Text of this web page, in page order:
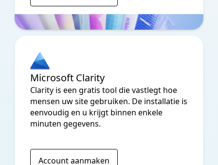
Microsoft Clarity
Clarity is een gratis tool die vastlegt hoe
mensen uw site gebruiken. De installatie is
eenvoudig en u krijgt binnen enkele
minuten gegevens.
Account aanmaken